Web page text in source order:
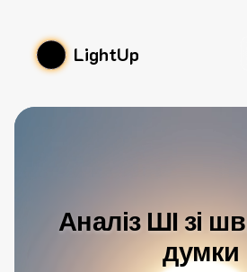
LightUp
Аналіз ШІ зі
думки